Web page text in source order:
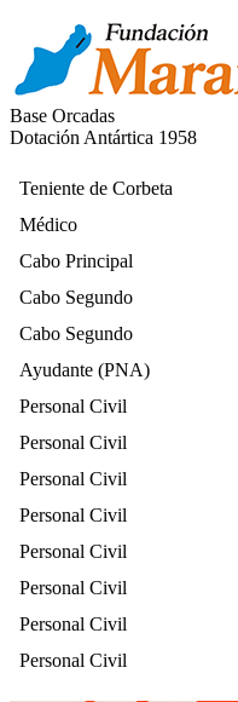
Base Orcadas
Dotación Antártica 1958
Teniente de Corbeta
Médico
Cabo Principal
Cabo Segundo
Cabo Segundo
Ayudante (PNA)
Personal Civil
Personal Civil
Personal Civil
Personal Civil
Personal Civil
Personal Civil
Personal Civil
Personal Civil